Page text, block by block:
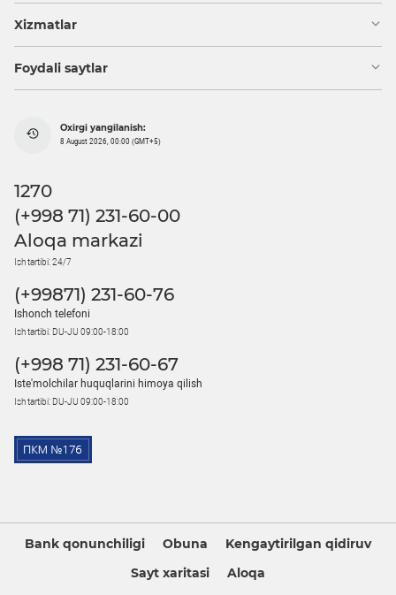
Xizmatlar
Foydali saytlar
Oxirgi yangilanish:
8 August 2026, 00:00 (GMT+5)
1270
(+998 71) 231-60-00
Aloqa markazi
Ish tartibi: 24/7
(+99871) 231-60-76
Ishonch telefoni
Ish tartibi: DU-JU 09:00-18:00
(+998 71) 231-60-67
Iste'molchilar huquqlarini himoya qilish
Ish tartibi: DU-JU 09:00-18:00
Bank qonunchiligi Obuna
Kengaytirilgan qidiruv
Sayt xaritasi
Aloqa